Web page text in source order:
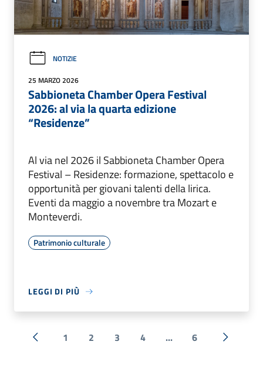
NOTIZIE
25 MARZO 2026
Sabbioneta Chamber Opera Festival
2026: al via la quarta edizione
“Residenze”
Al via nel 2026 il Sabbioneta Chamber Opera
Festival – Residenze: formazione, spettacolo e
opportunità per giovani talenti della lirica.
Eventi da maggio a novembre tra Mozart e
Monteverdi.
Patrimonio culturale
LEGGI DI PIÙ
« Precedente
1 2 3 4 ... 6